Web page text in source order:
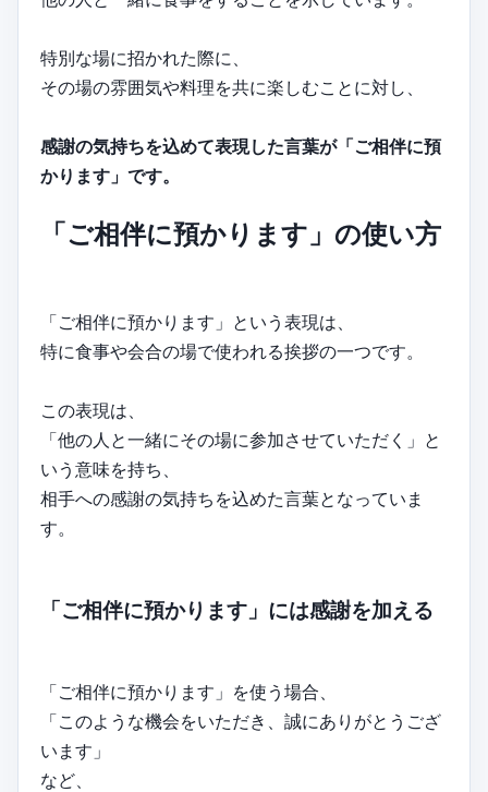
特別な場に招かれた際に、
その場の雰囲気や料理を共に楽しむことに対し、
感謝の気持ちを込めて表現した言葉が「ご相伴に預
かります」です。
「ご相伴に預かります」の使い方
「ご相伴に預かります」という表現は、
特に食事や会合の場で使われる挨拶の一つです。
この表現は、
「他の人と一緒にその場に参加させていただく」と
いう意味を持ち、
相手への感謝の気持ちを込めた言葉となっていま
す。
「ご相伴に預かります」には感謝を加える
「ご相伴に預かります」を使う場合、
「このような機会をいただき、誠にありがとうござ
います」
など、